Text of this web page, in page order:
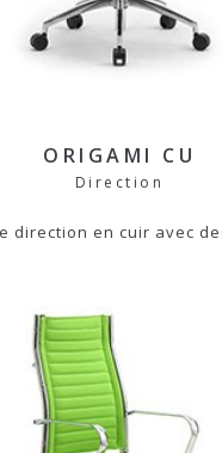
ORIGAMI CU
Direction
direction en cuir avec